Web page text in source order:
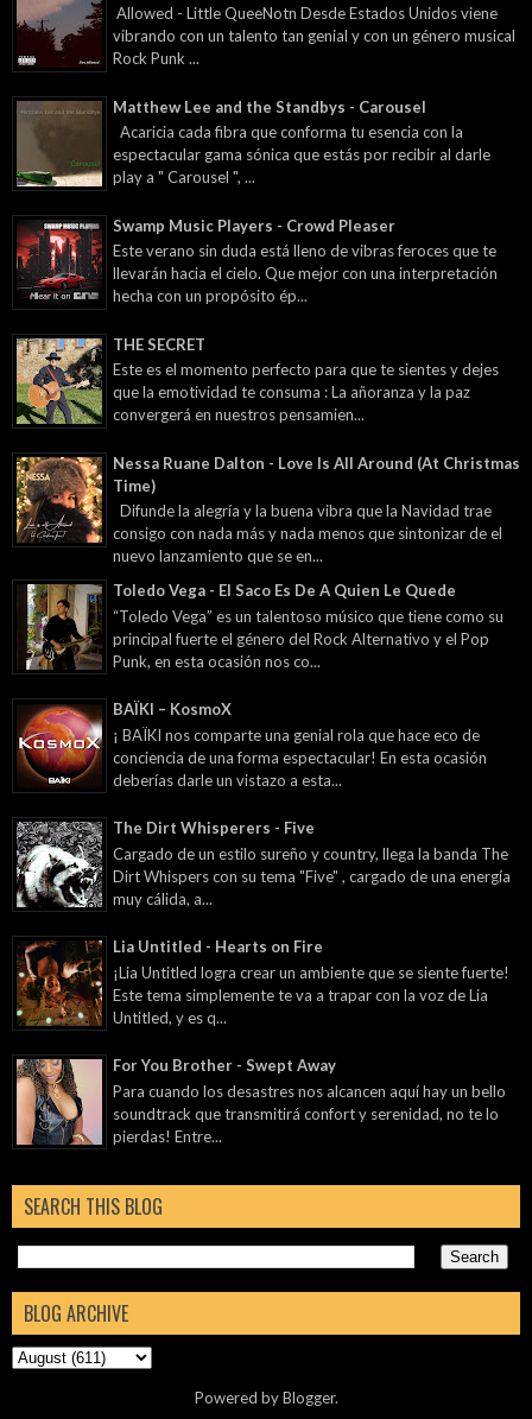
Allowed - Little QueeNotn Desde Estados Unidos viene
vibrando con un talento tan genial y con un género musical
Rock Punk ...
Matthew Lee and the Standbys - Carousel
Acaricia cada fibra que conforma tu esencia con la
espectacular gama sónica que estás por recibir al darle
play a " Carousel ", ...
Swamp Music Players - Crowd Pleaser
Este verano sin duda está lleno de vibras feroces que te
llevarán hacia el cielo. Que mejor con una interpretación
hecha con un propósito ép...
THE SECRET
Este es el momento perfecto para que te sientes y dejes
que la emotividad te consuma : La añoranza y la paz
convergerá en nuestros pensamien...
Nessa Ruane Dalton - Love Is All Around (At Christmas
Time)
Difunde la alegría y la buena vibra que la Navidad trae
consigo con nada más y nada menos que sintonizar de el
nuevo lanzamiento que se en...
Toledo Vega - El Saco Es De A Quien Le Quede
“Toledo Vega” es un talentoso músico que tiene como su
principal fuerte el género del Rock Alternativo y el Pop
Punk, en esta ocasión nos co...
BAÏKI – KosmoX
¡ BAÏKI nos comparte una genial rola que hace eco de
conciencia de una forma espectacular! En esta ocasión
deberías darle un vistazo a esta...
The Dirt Whisperers - Five
Cargado de un estilo sureño y country, llega la banda The
Dirt Whispers con su tema "Five" , cargado de una energía
muy cálida, a...
Lia Untitled - Hearts on Fire
¡Lia Untitled logra crear un ambiente que se siente fuerte!
Este tema simplemente te va a trapar con la voz de Lia
Untitled, y es q...
For You Brother - Swept Away
Para cuando los desastres nos alcancen aquí hay un bello
soundtrack que transmitirá confort y serenidad, no te lo
pierdas! Entre...
SEARCH THIS BLOG
BLOG ARCHIVE
Powered byBlogger.